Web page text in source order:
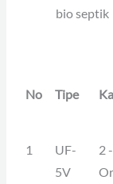
bio septik
No Tipe
1
UF-
5V
2